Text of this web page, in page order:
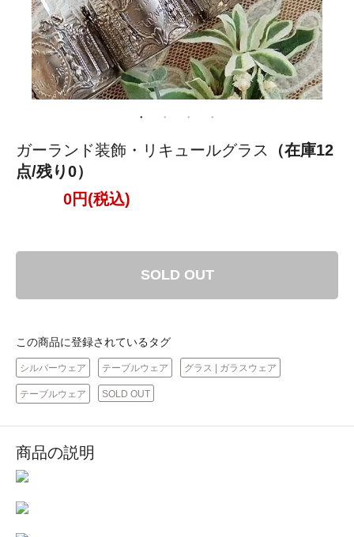
ガーランド装飾・リキュールグラス
（在庫12
点/残り0）
0円(税込)
SOLD OUT
この商品に登録されているタグ
シルバーウェア テーブルウェア グラス | ガラスウェア
テーブルウェア SOLD OUT
商品の説明